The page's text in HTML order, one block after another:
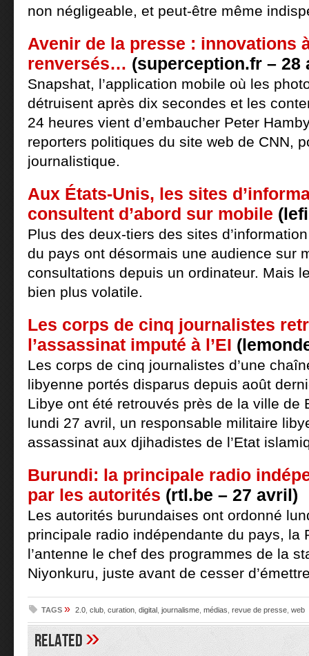
non négligeable, et peut-être même
Avenir de la presse : innovations
renversés… (superception.fr – 28
Snapshat, l’application mobile où les
détruisent après dix secondes et les
24 heures vient d’embaucher Peter
reporters politiques du site web de CNN,
journalistique.
Aux États-Unis, les sites
consultent d’abord sur mobile
Plus des deux-tiers des sites
du pays ont désormais une audience sur
consultations depuis un ordinateur. Mais
bien plus volatile.
Les corps de cinq journalistes
l’assassinat imputé à l’EI
Les corps de cinq journalistes d’une
libyenne portés disparus depuis août
Libye ont été retrouvés près de la ville de
lundi 27 avril, un responsable militaire
assassinat aux djihadistes de l’Etat
Burundi: la principale radio
par les autorités (rtl.be – 27 avril)
Les autorités burundaises ont ordonné
principale radio indépendante du pays, la
l’antenne le chef des programmes de la
Niyonkuru, juste avant de cesser
TAGS » 2.0 club curation digital journalisme médias revue de presse web
Related»